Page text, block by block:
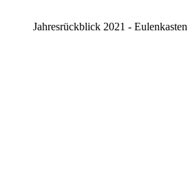
Jahresrückblick 2021 - Eulenkasten